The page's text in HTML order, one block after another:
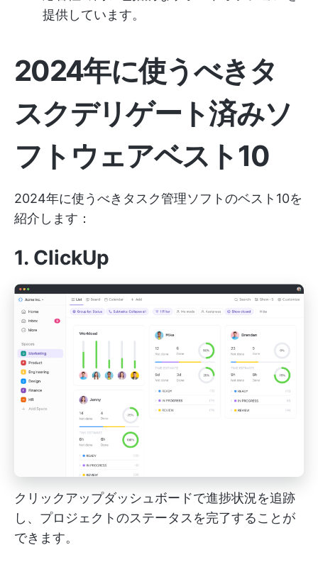
提供しています。
2024年に使うべきタ
スクデリゲート済みソ
フトウェアベスト10
2024年に使うべきタスク管理ソフトのベスト10を
紹介します：
1. ClickUp
クリックアップダッシュボードで進捗状況を追跡
し、プロジェクトのステータスを完了することが
できます。